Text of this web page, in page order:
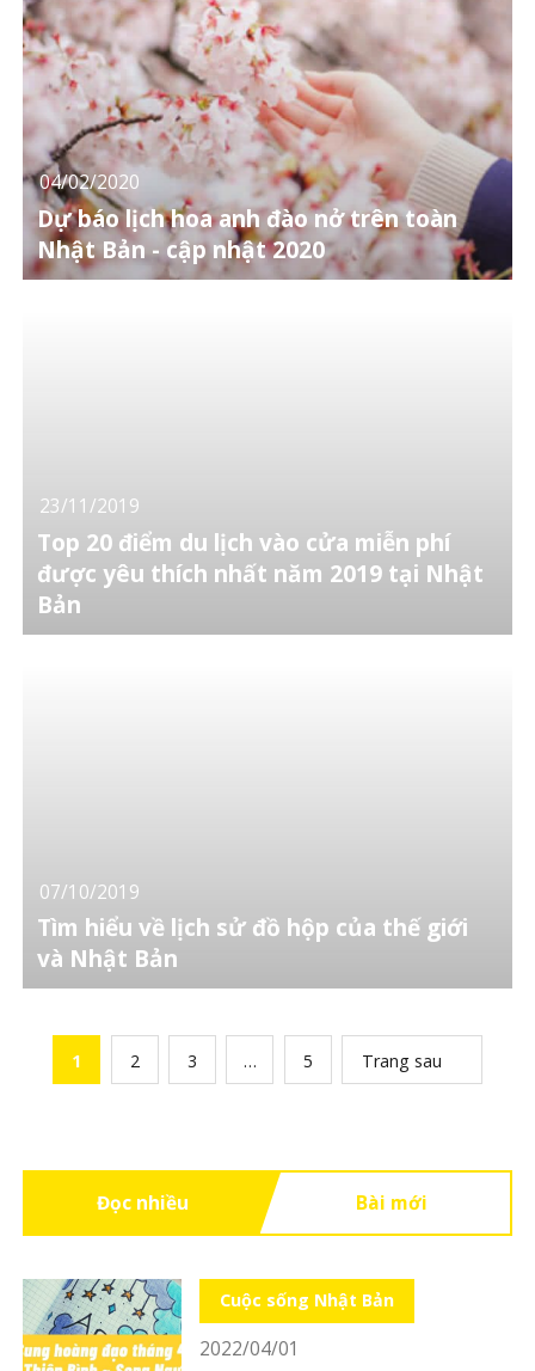
04/02/2020
Dự báo lịch hoa anh đào nở trên toàn
Nhật Bản - cập nhật 2020
23/11/2019
Top 20 điểm du lịch vào cửa miễn phí
được yêu thích nhất năm 2019 tại Nhật
Bản
07/10/2019
Tìm hiểu về lịch sử đồ hộp của thế giới
và Nhật Bản
1 2 3 … 5 Trang sau
Đọc nhiều Bài mới
Cuộc sống Nhật Bản
2022/04/01